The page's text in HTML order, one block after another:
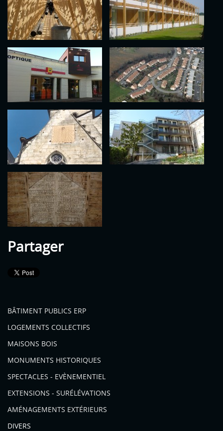
Partager
BÂTIMENT PUBLICS ERP
LOGEMENTS COLLECTIFS
MAISONS BOIS
MONUMENTS HISTORIQUES
SPECTACLES - EVÈNEMENTIEL
EXTENSIONS - SURÉLÉVATIONS
AMÉNAGEMENTS EXTÉRIEURS
DIVERS